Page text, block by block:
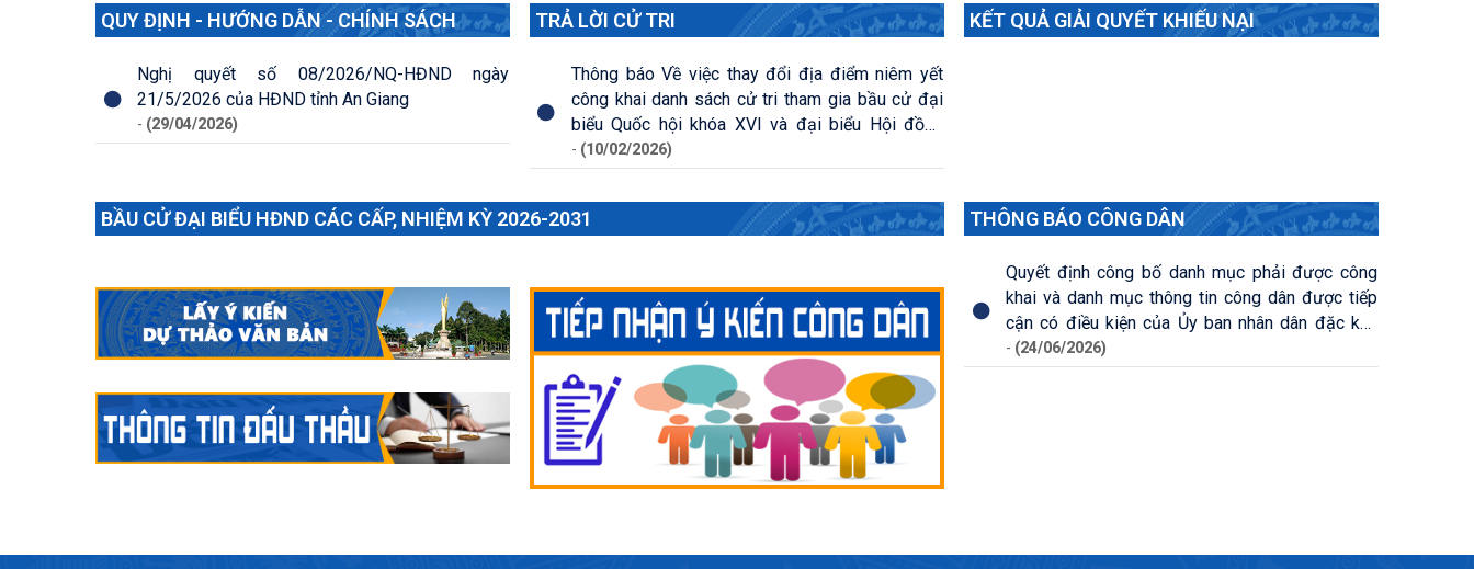
QUY ĐỊNH - HƯỚNG DẪN - CHÍNH SÁCH
Nghị quyết số 08/2026/NQ-HĐND ngày
21/5/2026 của HĐND tỉnh An Giang
- (29/04/2026)
TRẢ LỜI CỬ TRI
Thông báo Về việc thay đổi địa điểm niêm yết
công khai danh sách cử tri tham gia bầu cử đại
biểu Quốc hội khóa XVI và đại biểu Hội đồng
nhân dân các cấp nhiệm kỳ 2026 - 2031 tại khu
vực bỏ phiếu số 19 và số 20
- (10/02/2026)
KẾT QUẢ GIẢI QUYẾT KHIẾU NẠI
BẦU CỬ ĐẠI BIỂU HĐND CÁC CẤP, NHIỆM KỲ 2026-2031 THÔNG BÁO CÔNG DÂN
Quyết định công bố danh mục phải được công
khai và danh mục thông tin công dân được tiếp
cận có điều kiện của Ủy ban nhân dân đặc khu
Phú Quốc
- (24/06/2026)